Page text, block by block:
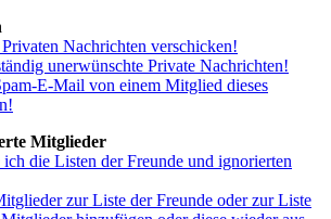
Nachrichten verschicken!
unerwünschte Private Nachrichten!
E-Mail von einem Mitglied dieses
Mitglieder
die Listen der Freunde und ignorierten
zur Liste der Freunde oder zur Liste